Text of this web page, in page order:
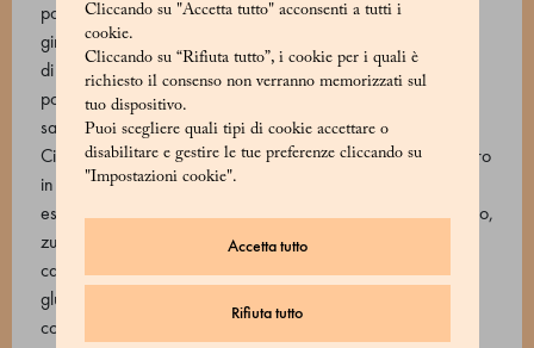
Cliccando su "Accetta tutto" acconsenti a tutti i
cookie.
Cliccando su “Rifiuta tutto”, i cookie per i quali è
richiesto il consenso non verranno memorizzati sul
tuo dispositivo.
Puoi scegliere quali tipi di cookie accettare o
disabilitare e gestire le tue preferenze cliccando su
"Impostazioni cookie".
Accetta tutto
Rifiuta tutto
polvere, zucchero, estratto naturale di vaniglia, lecitina di
girasole), cioccolato 74% (massa di cacao, zucchero, burro
di cacao, emulsionante: lecitine di soia). Caffè, caffè in
polvere, acqua, gomma arabica, sciroppo di glucosio,
saccarosio, olio di palma, acido citrico, olio di cocco, e904.
Cioccolato al latte 46% (zucchero, burro di cacao, latte intero
in polvere, fave di cacao. emulsionante: lecitina di girasole,
estratto naturale di vaniglia). cioccolato 74% (massa di cacao,
zucchero, burro di cacao, emulsionante: lecitine di soia).
caffè in polvere, acqua, gomma arabica, sciroppo di
glucosio, saccarosio, olio di palma, acido citrico, olio di
cocco, e904.